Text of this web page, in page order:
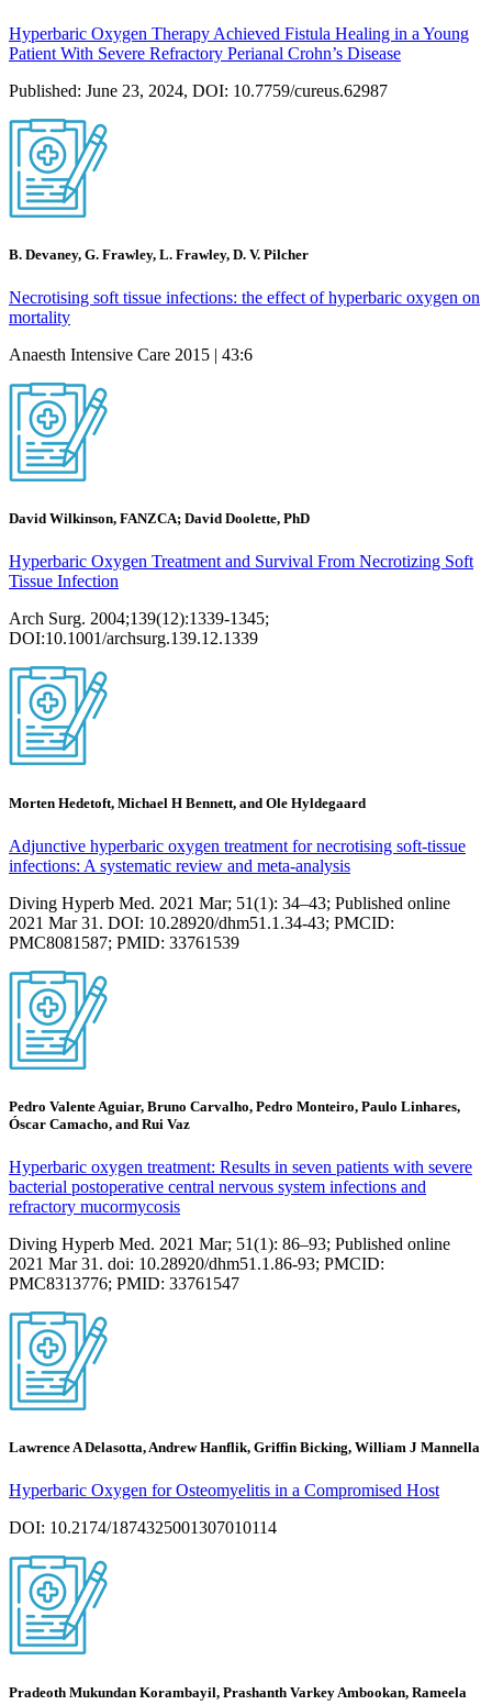
Hyperbaric Oxygen Therapy Achieved Fistula Healing in a Young
Patient With Severe Refractory Perianal Crohn’s Disease
Published: June 23, 2024, DOI: 10.7759/cureus.62987
B. Devaney, G. Frawley, L. Frawley, D. V. Pilcher
Necrotising soft tissue infections: the effect of hyperbaric oxygen on
mortality
Anaesth Intensive Care 2015 | 43:6
David Wilkinson, FANZCA; David Doolette, PhD
Hyperbaric Oxygen Treatment and Survival From Necrotizing Soft
Tissue Infection
Arch Surg. 2004;139(12):1339-1345;
DOI:10.1001/archsurg.139.12.1339
Morten Hedetoft, Michael H Bennett, and Ole Hyldegaard
Adjunctive hyperbaric oxygen treatment for necrotising soft-tissue
infections: A systematic review and meta-analysis
Diving Hyperb Med. 2021 Mar; 51(1): 34–43; Published online
2021 Mar 31. DOI: 10.28920/dhm51.1.34-43; PMCID:
PMC8081587; PMID: 33761539
Pedro Valente Aguiar, Bruno Carvalho, Pedro Monteiro, Paulo Linhares,
Óscar Camacho, and Rui Vaz
Hyperbaric oxygen treatment: Results in seven patients with severe
bacterial postoperative central nervous system infections and
refractory mucormycosis
Diving Hyperb Med. 2021 Mar; 51(1): 86–93; Published online
2021 Mar 31. doi: 10.28920/dhm51.1.86-93; PMCID:
PMC8313776; PMID: 33761547
Lawrence A Delasotta, Andrew Hanflik, Griffin Bicking, William J Mannella
Hyperbaric Oxygen for Osteomyelitis in a Compromised Host
DOI: 10.2174/1874325001307010114
Pradeoth Mukundan Korambayil, Prashanth Varkey Ambookan, Rameela